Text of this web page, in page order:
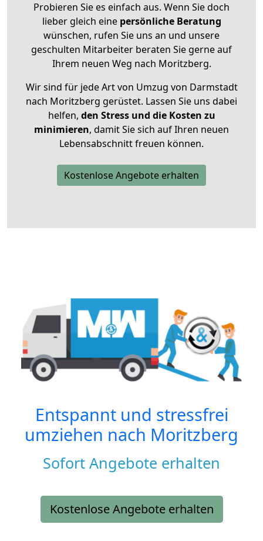
Probieren Sie es einfach aus. Wenn Sie doch
lieber gleich eine persönliche Beratung
wünschen, rufen Sie uns an und unsere
geschulten Mitarbeiter beraten Sie gerne auf
Ihrem neuen Weg nach Moritzberg.
Wir sind für jede Art von Umzug von Darmstadt
nach Moritzberg gerüstet. Lassen Sie uns dabei
helfen, den Stress und die Kosten zu
minimieren, damit Sie sich auf Ihren neuen
Lebensabschnitt freuen können.
Kostenlose Angebote erhalten
Entspannt und stressfrei
umziehen nach Moritzberg
Sofort Angebote erhalten
Kostenlose Angebote erhalten